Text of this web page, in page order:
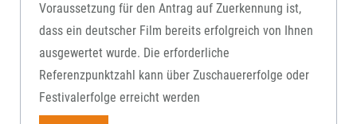
Voraussetzung für den Antrag auf Zuerkennung ist,
dass ein deutscher Film bereits erfolgreich von Ihnen
ausgewertet wurde. Die erforderliche
Referenzpunktzahl kann über Zuschauererfolge oder
Festivalerfolge erreicht werden